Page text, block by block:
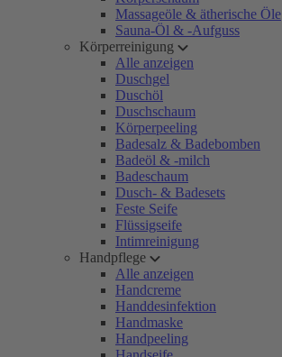
Massageöle & ätherische Öle
Sauna-Öl & -Aufguss
Körperreinigung
Alle anzeigen
Duschgel
Duschöl
Duschschaum
Körperpeeling
Badesalz & Badebomben
Badeöl & -milch
Badeschaum
Dusch- & Badesets
Feste Seife
Flüssigseife
Intimreinigung
Handpflege
Alle anzeigen
Handcreme
Handdesinfektion
Handmaske
Handpeeling